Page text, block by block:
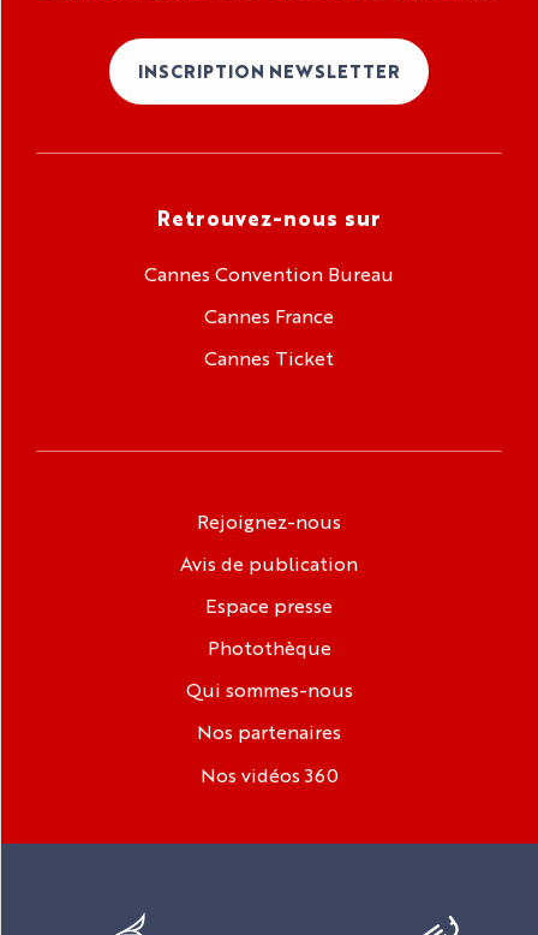
INSCRIPTION NEWSLETTER
Retrouvez-nous sur
Cannes Convention Bureau
Cannes France
Cannes Ticket
Rejoignez-nous
Avis de publication
Espace presse
Photothèque
Qui sommes-nous
Nos partenaires
Nos vidéos 360